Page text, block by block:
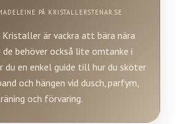
PÅ KRISTALLERSTENAR.SE
Kristaller är vackra att bära nära
de behöver också lite omtanke i
du en enkel guide till hur du sköter
och hängen vid dusch, parfym,
och förvaring.